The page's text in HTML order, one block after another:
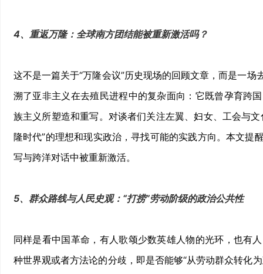
4、重返万隆：全球南方团结能被重新激活吗？
这不是一篇关于“万隆会议”历史现场的回顾文章，而是一
溯了亚非主义在去殖民进程中的复杂面向：它既曾孕育跨
族主义所塑造和重写。对谈者们关注左翼、妇女、工会与
隆时代”的理想和现实政治，寻找可能的实践方向。本文
写与跨洋对话中被重新激活。
5、群众路线与人民史观：“打捞”劳动阶级的政治公共性
同样是看中国革命，有人歌颂少数英雄人物的光环，也有
种世界观或者方法论的分歧，即是否能够“从劳动群众转化